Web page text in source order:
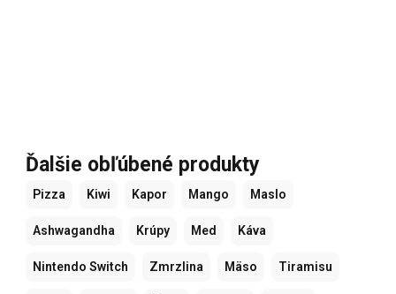
Ďalšie obľúbené produkty
Pizza Kiwi Kapor Mango Maslo
Ashwagandha Krúpy Med Káva
Nintendo Switch Zmrzlina Mäso Tiramisu